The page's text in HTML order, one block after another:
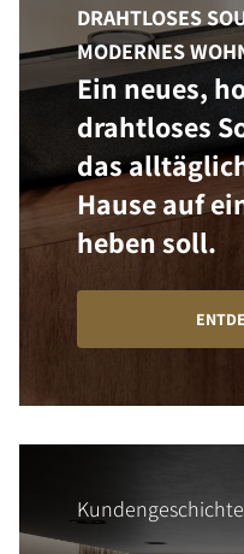
DRAHTLOSES
MODERNES
Ein neues,
drahtloses
das
Hause auf
heben soll.
Kundengeschichte